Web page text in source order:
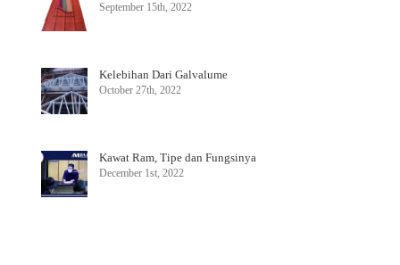
September 15th, 2022
Kelebihan Dari Galvalume
October 27th, 2022
Kawat Ram, Tipe dan Fungsinya
December 1st, 2022